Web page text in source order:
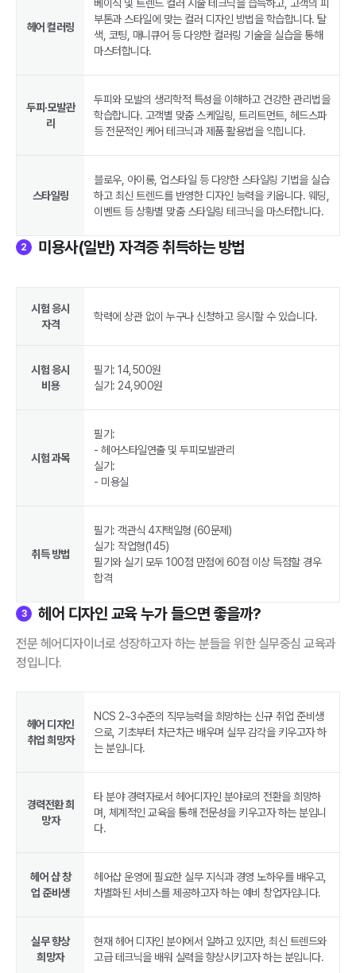
헤어 컬러링
베이직 및 트렌드 컬러 시술 테크닉을 습득하고, 고객의 피
부톤과 스타일에 맞는 컬러 디자인 방법을 학습합니다. 탈
색, 코팅, 매니큐어 등 다양한 컬러링 기술을 실습을 통해
마스터합니다.
두피·모발관
리
두피와 모발의 생리학적 특성을 이해하고 건강한 관리법을
학습합니다. 고객별 맞춤 스케일링, 트리트먼트, 헤드스파
등 전문적인 케어 테크닉과 제품 활용법을 익힙니다.
스타일링
블로우, 아이롱, 업스타일 등 다양한 스타일링 기법을 실습
하고 최신 트렌드를 반영한 디자인 능력을 키웁니다. 웨딩,
이벤트 등 상황별 맞춤 스타일링 테크닉을 마스터합니다.
2 미용사(일반) 자격증 취득하는 방법
시험 응시
자격
학력에 상관 없이 누구나 신청하고 응시할 수 있습니다.
시험 응시
비용
필기: 14,500원
실기: 24,900원
시험 과목
필기:
- 헤어스타일연출 및 두피모발관리
실기:
- 미용실
취득 방법
필기: 객관식 4지택일형 (60문제)
실기: 작업형(145)
필기와 실기 모두 100점 만점에 60점 이상 득점할 경우
합격
3 헤어 디자인 교육 누가 들으면 좋을까?
전문 헤어디자이너로 성장하고자 하는 분들을 위한 실무중심 교육과
정입니다.
헤어 디자인
취업 희망자
NCS 2~3수준의 직무능력을 희망하는 신규 취업 준비생
으로, 기초부터 차근차근 배우며 실무 감각을 키우고자 하
는 분입니다.
경력전환 희
망자
타 분야 경력자로서 헤어디자인 분야로의 전환을 희망하
며, 체계적인 교육을 통해 전문성을 키우고자 하는 분입니
다.
헤어 샵 창
업 준비생
헤어샵 운영에 필요한 실무 지식과 경영 노하우를 배우고,
차별화된 서비스를 제공하고자 하는 예비 창업자입니다.
실무 향상
희망자
현재 헤어 디자인 분야에서 일하고 있지만, 최신 트렌드와
고급 테크닉을 배워 실력을 향상시키고자 하는 분입니다.